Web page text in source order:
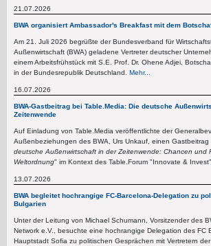
21.07.2026
BWA organisiert Ambassador's Breakfast mit dem
Am 21. Juli 2026 begrüßte der Bundesverband für
Außenwirtschaft (BWA) geladene Vertreter deutscher
einem Arbeitsfrühstück mit S.E. Prof. Dr. Ohene Adjei,
in der Bundesrepublik Deutschland. Mehr...
16.07.2026
BWA-Gastbeitrag bei Table.Media: Die deutsche
Zeitenwende
Auf Einladung von Table.Media veröffentlichte der
Außenbeziehungen des BWA, Urs Unkauf, einen Gastbeitrag
deutsche Außenwirtschaft in der Zeitenwende: Chancen und
Weltordnung" im Kontext des Table.Forum "Innovate &
13.07.2026
BWA begleitet hochrangige FC-Barcelona-Delegation zu
Bulgarien
Unter der Leitung von Michael Schumann, Vorsitzender des
Network e.V., besuchte eine hochrangige Delegation des FC
Hauptstadt Sofia zu politischen Gesprächen mit Vertretern